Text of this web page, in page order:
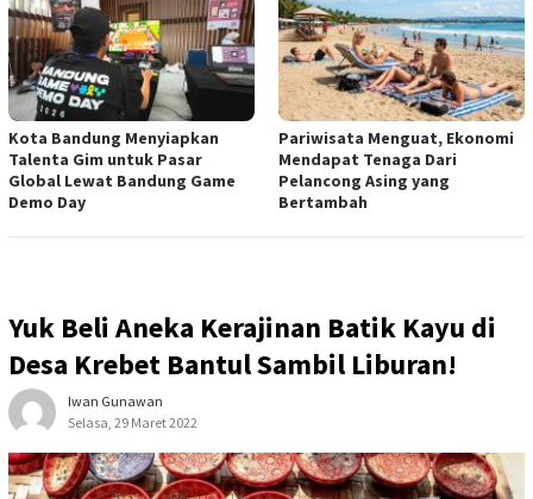
Kota Bandung Menyiapkan
Talenta Gim untuk Pasar
Global Lewat Bandung Game
Demo Day
Pariwisata Menguat, Ekonomi
Mendapat Tenaga Dari
Pelancong Asing yang
Bertambah
Yuk Beli Aneka Kerajinan Batik Kayu di
Desa Krebet Bantul Sambil Liburan!
Iwan Gunawan
Selasa, 29 Maret 2022